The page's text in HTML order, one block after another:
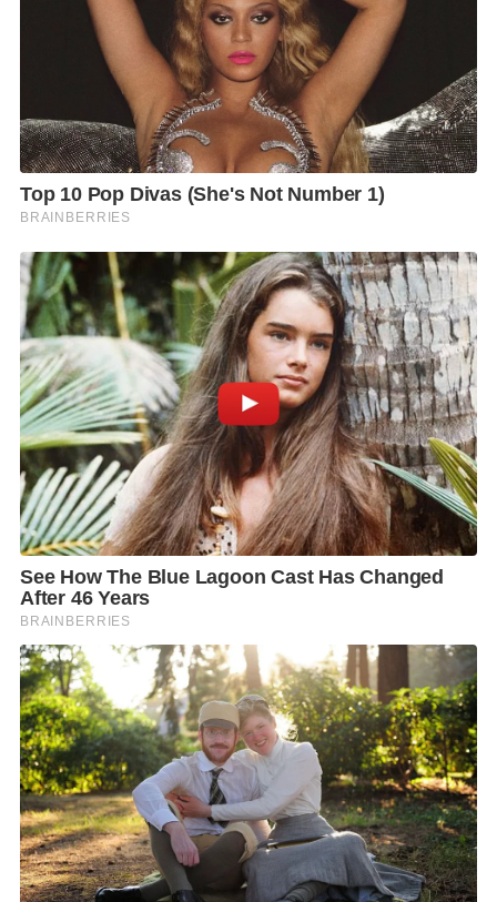
ต่อโอกาสและความสุขสู่ชุมชน พร้อมพบกับสองแม่ลูกคู่ซี้
‘นิโคล เทริโอ’ และ ‘ทิกเกอร์ – อชิระ เทริโอ’ ที่มาแบ่ง
ปันมุมมองการใช้ชีวิตและการใส่ใจสุขภาพ สัมผัสถึงความ
รัก ความเข้าใจ และแรงบันดาลใจ ดำเนินรายการโดย โบ-
ธนากร ชินกูล
ภายในงานมีกิจกรรมมากมาย โดยการตรวจสุขภาพเบื้อง
ต้น อาทิ การวัดความดัน BMI การตรวจปริมาณน้ำตาลใน
ร่างกาย ตรวจระดับออกซิเจนในเลือด ตรวจวัดสายตา
ตรวจคลื่นไฟฟ้าหัวใจ EKG ตรวจภาวะไขมันพอกตับ
Fibro Scan พร้อมรับคำแนะนำเพื่อเริ่มต้นการดูแล
สุขภาพอย่างถูกต้องจากแพทย์เฉพาะทาง โดยไม่เสียค่า
ใช้จ่าย, เวทีเสวนาโดยแพทย์เฉพาะทางในสาขาต่างๆ ที่
พร้อมแนะแนวทางวิธีปฏิบัติเพื่อสุขภาพที่ดี และการ
แสดงดนตรีจากนักเรียนหลากหลายสถาบัน รวมถึงร่วม
สนุกกับบูธกิจกรรม พร้อมลุ้นรับของที่ระลึก …พลาดไม่ได้ !
สำหรับคนรักสุขภาพ กับแพ็กเกจดูแลสุขภาพในราคา
สบายเป็นมิตรกับกระเป๋า